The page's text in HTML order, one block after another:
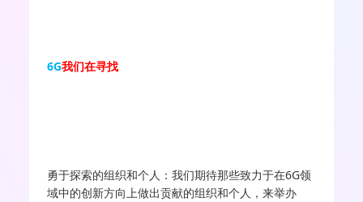
6G我们在寻找
勇于探索的组织和个人：我们期待那些致力于在6G领
域中的创新方向上做出贡献的组织和个人，来举办